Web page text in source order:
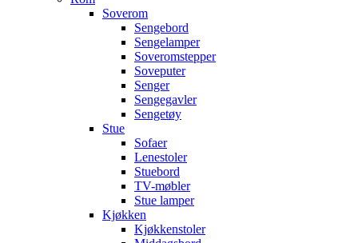
Soverom
Sengebord
Sengelamper
Soveromstepper
Soveputer
Senger
Sengegavler
Sengetøy
Stue
Sofaer
Lenestoler
Stuebord
TV-møbler
Stue lamper
Kjøkken
Kjøkkenstoler